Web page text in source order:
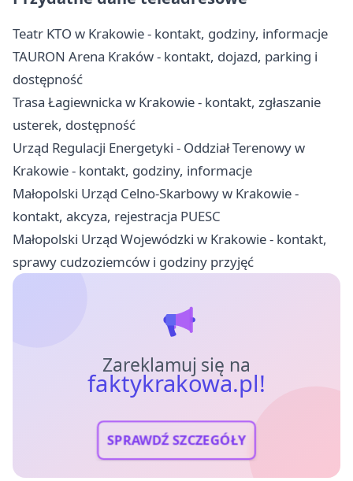
Teatr KTO w Krakowie - kontakt, godziny, informacje
TAURON Arena Kraków - kontakt, dojazd, parking i
dostępność
Trasa Łagiewnicka w Krakowie - kontakt, zgłaszanie
usterek, dostępność
Urząd Regulacji Energetyki - Oddział Terenowy w
Krakowie - kontakt, godziny, informacje
Małopolski Urząd Celno-Skarbowy w Krakowie -
kontakt, akcyza, rejestracja PUESC
Małopolski Urząd Wojewódzki w Krakowie - kontakt,
sprawy cudzoziemców i godziny przyjęć
Zareklamuj się na
faktykrakowa.pl!
SPRAWDŹ SZCZEGÓŁY